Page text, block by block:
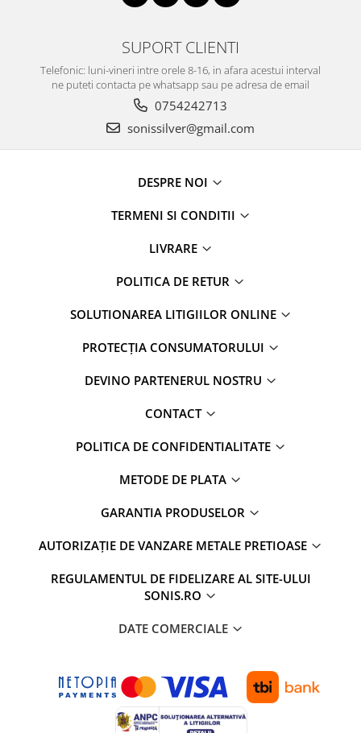
SUPORT CLIENTI
Telefonic: luni-vineri intre orele 8-16, in afara acestui interval
ne puteti contacta pe whatsapp sau pe adresa de email
0754242713
sonissilver@gmail.com
DESPRE NOI
TERMENI SI CONDITII
LIVRARE
POLITICA DE RETUR
SOLUTIONAREA LITIGIILOR ONLINE
PROTECȚIA CONSUMATORULUI
DEVINO PARTENERUL NOSTRU
CONTACT
POLITICA DE CONFIDENTIALITATE
METODE DE PLATA
GARANTIA PRODUSELOR
AUTORIZAȚIE DE VANZARE METALE PRETIOASE
REGULAMENTUL DE FIDELIZARE AL SITE-ULUI
SONIS.RO
DATE COMERCIALE